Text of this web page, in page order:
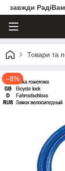
завжди РадіВам
Товари та
–8%